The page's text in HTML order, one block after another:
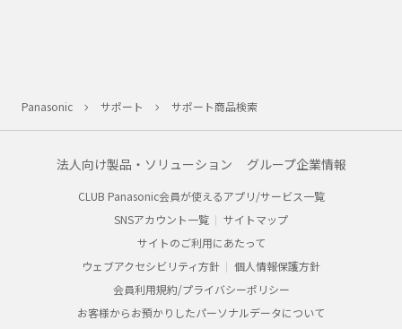
Panasonic サポート サポート商品検索
法人向け製品・ソリューション グループ企業情報
CLUB Panasonic会員が使えるアプリ/サービス一覧
SNSアカウント一覧
サイトマップ
サイトのご利用にあたって
ウェブアクセシビリティ方針
個人情報保護方針
会員利用規約/プライバシーポリシー
お客様からお預かりしたパーソナルデータについて